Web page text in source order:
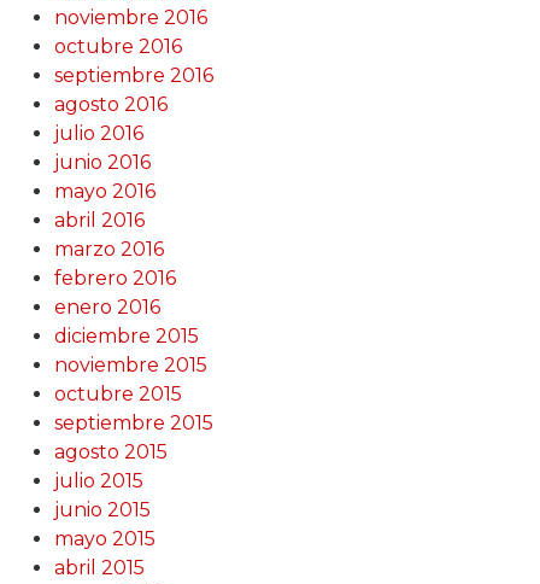
noviembre 2016
octubre 2016
septiembre 2016
agosto 2016
julio 2016
junio 2016
mayo 2016
abril 2016
marzo 2016
febrero 2016
enero 2016
diciembre 2015
noviembre 2015
octubre 2015
septiembre 2015
agosto 2015
julio 2015
junio 2015
mayo 2015
abril 2015